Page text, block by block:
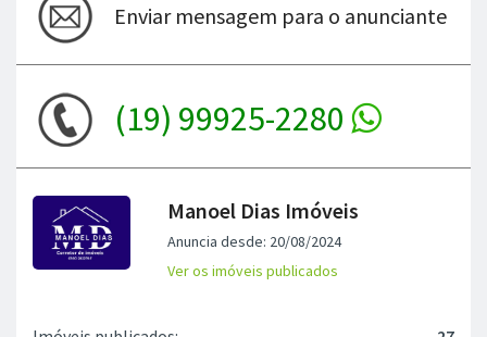
Enviar mensagem para o anunciante
(19) 99925-2280
Manoel Dias Imóveis
Anuncia desde: 20/08/2024
Ver os imóveis publicados